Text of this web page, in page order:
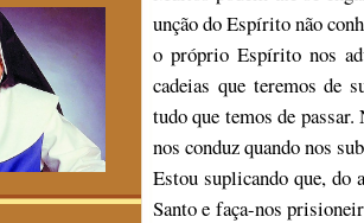
unção do Espírito não
o próprio Espírito nos
cadeias que teremos de
tudo que temos de
nos conduz quando nos
Estou suplicando que, do
Santo e faça-nos